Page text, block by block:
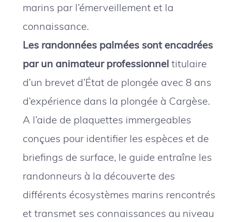
marins par l’émerveillement et la
connaissance.
Les randonnées palmées sont encadrées
par un animateur professionnel titulaire
d’un brevet d’État de plongée avec 8 ans
d’expérience dans la plongée à Cargèse.
A l’aide de plaquettes immergeables
conçues pour identifier les espèces et de
briefings de surface, le guide entraîne les
randonneurs à la découverte des
différents écosystèmes marins rencontrés
et transmet ses connaissances au niveau